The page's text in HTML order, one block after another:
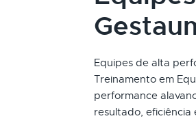
Equipes de alta
Treinamento em
performance
resultado, eficiência